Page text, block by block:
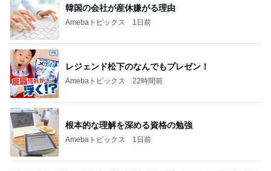
韓国の会社が産休嫌がる理由
Amebaトピックス 1日前
レジェンド松下のなんでもプレゼン！
Amebaトピックス 22時間前
根本的な理解を深める資格の勉強
Amebaトピックス 1日前